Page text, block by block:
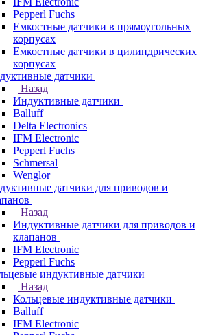
Pepperl Fuchs
Емкостные датчики в прямоугольных
корпусах
Емкостные датчики в цилиндрических
корпусах
датчики
Назад
Индуктивные датчики
Balluff
Delta Electronics
IFM Electronic
Pepperl Fuchs
Schmersal
Wenglor
датчики для приводов и
Назад
Индуктивные датчики для приводов и
клапанов
IFM Electronic
Pepperl Fuchs
индуктивные датчики
Назад
Кольцевые индуктивные датчики
Balluff
IFM Electronic